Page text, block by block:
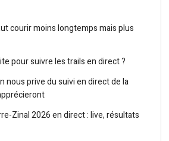
courir moins longtemps mais plus
pour suivre les trails en direct ?
nous prive du suivi en direct de la
Zinal 2026 en direct : live, résultats